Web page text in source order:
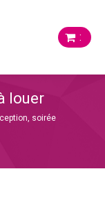
:
louer
soirée